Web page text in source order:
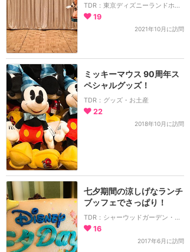
TDR：東京ディズニーランドホテル
19
2021年10月に訪問
ミッキーマウス 90周年ス
ペシャルグッズ！
TDR：グッズ・お土産
22
2018年10月に訪問
七夕期間の涼しげなランチ
ブッフェでさっぱり！
TDR：シャーウッドガーデン・レストラン
16
2017年6月に訪問